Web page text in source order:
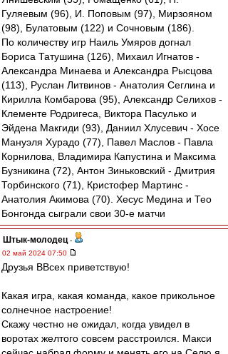
Гуляевым (96), И. Поповым (97), Мирзояном
(98), Булатовым (122) и Сочновым (186).
По количеству игр Наиль Умяров догнал
Бориса Татушина (126), Михаил Игнатов -
Александра Минаева и Александра Рысцова
(113), Руслан Литвинов - Анатолия Сеглина и
Кирилла Комбарова (95), Александр Селихов -
Клементе Родригеса, Виктора Пасулько и
Эйдена Макгиди (93), Даниил Хлусевич - Хосе
Мануэля Хурадо (77), Павел Маслов - Павла
Корнилова, Владимира Капустина и Максима
Бузникина (72), Антон Зиньковский - Дмитрия
Торбинского (71), Кристофер Мартинс -
Анатолия Акимова (70). Хесус Медина и Тео
Бонгонда сыграли свои 30-е матчи
Штык-молодец -
02 май 2024 07:50
Друзья ВВсех приветствую!
Какая игра, какая команда, какое прикольное
солнечное настроение!
Скажу честно не ожидал, когда увидел в
воротах желтого совсем расстроился. Макси